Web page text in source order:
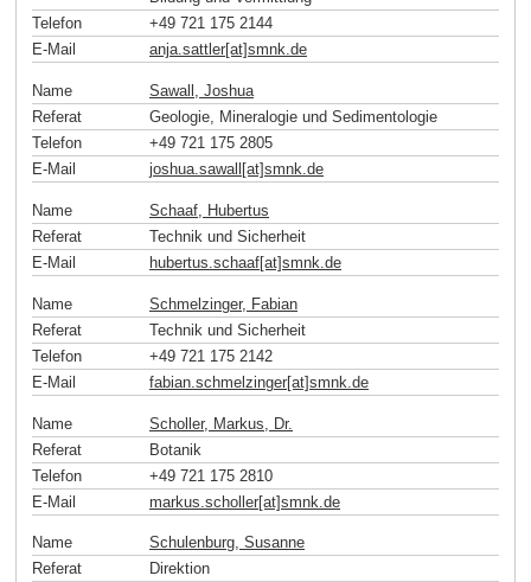
Telefon
+49 721 175 2144
E-Mail
anja.sattler[at]smnk.de
Name
Sawall, Joshua
Referat
Geologie, Mineralogie und Sedimentologie
Telefon
+49 721 175 2805
E-Mail
joshua.sawall[at]smnk.de
Name
Schaaf, Hubertus
Referat
Technik und Sicherheit
E-Mail
hubertus.schaaf[at]smnk.de
Name
Schmelzinger, Fabian
Referat
Technik und Sicherheit
Telefon
+49 721 175 2142
E-Mail
fabian.schmelzinger[at]smnk de
Name
Scholler, Markus, Dr.
Referat
Botanik
Telefon
+49 721 175 2810
E-Mail
markus.scholler[at]smnk de
Name
Schulenburg, Susanne
Referat
Direktion